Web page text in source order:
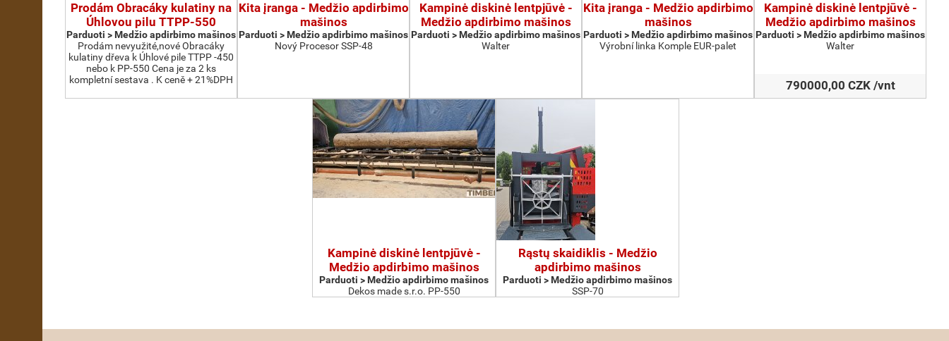
Prodám Obracáky kulatiny na
Úhlovou pilu TTPP-550
Parduoti > Medžio apdirbimo mašinos
Prodám nevyužité,nové Obracáky
kulatiny dřeva k Úhlové pile TTPP -450
nebo k PP-550 Cena je za 2 ks
kompletní sestava . K ceně + 21%DPH
Kita įranga - Medžio apdirbimo
mašinos
Parduoti > Medžio apdirbimo mašinos
Nový Procesor SSP-48
Kampinė diskinė lentpjūvė -
Medžio apdirbimo mašinos
Parduoti > Medžio apdirbimo mašinos
Walter
Kita įranga - Medžio apdirbimo
mašinos
Parduoti > Medžio apdirbimo mašinos
Výrobní linka Komple EUR-palet
Kampinė diskinė lentpjūvė -
Medžio apdirbimo mašinos
Parduoti > Medžio apdirbimo mašinos
Walter
790000,00 CZK /vnt
Kampinė diskinė lentpjūvė -
Medžio apdirbimo mašinos
Parduoti > Medžio apdirbimo mašinos
Dekos made s.r.o. PP-550
Rąstų skaidiklis - Medžio
apdirbimo mašinos
Parduoti > Medžio apdirbimo mašinos
SSP-70